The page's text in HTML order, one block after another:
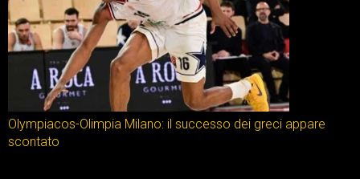
Olympiacos-Olimpia Milano: il successo dei greci appare
scontato